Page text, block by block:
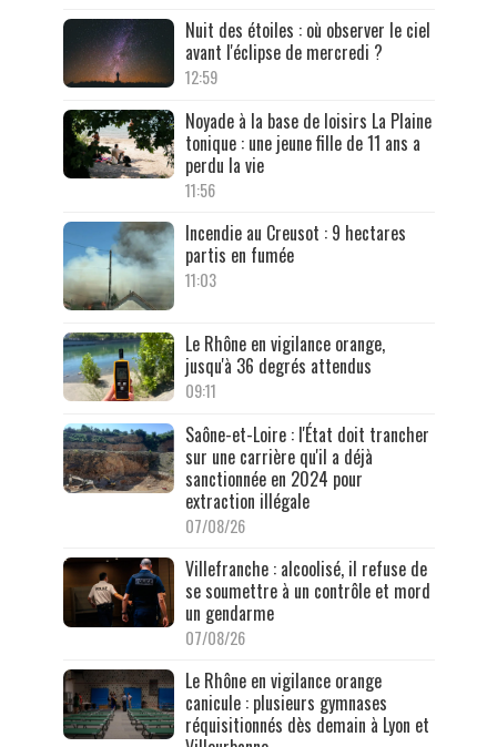
Nuit des étoiles : où observer le ciel
avant l'éclipse de mercredi ?
12:59
Noyade à la base de loisirs La Plaine
tonique : une jeune fille de 11 ans a
perdu la vie
11:56
Incendie au Creusot : 9 hectares
partis en fumée
11:03
Le Rhône en vigilance orange,
jusqu'à 36 degrés attendus
09:11
Saône-et-Loire : l'État doit trancher
sur une carrière qu'il a déjà
sanctionnée en 2024 pour
extraction illégale
07/08/26
Villefranche : alcoolisé, il refuse de
se soumettre à un contrôle et mord
un gendarme
07/08/26
Le Rhône en vigilance orange
canicule : plusieurs gymnases
réquisitionnés dès demain à Lyon et